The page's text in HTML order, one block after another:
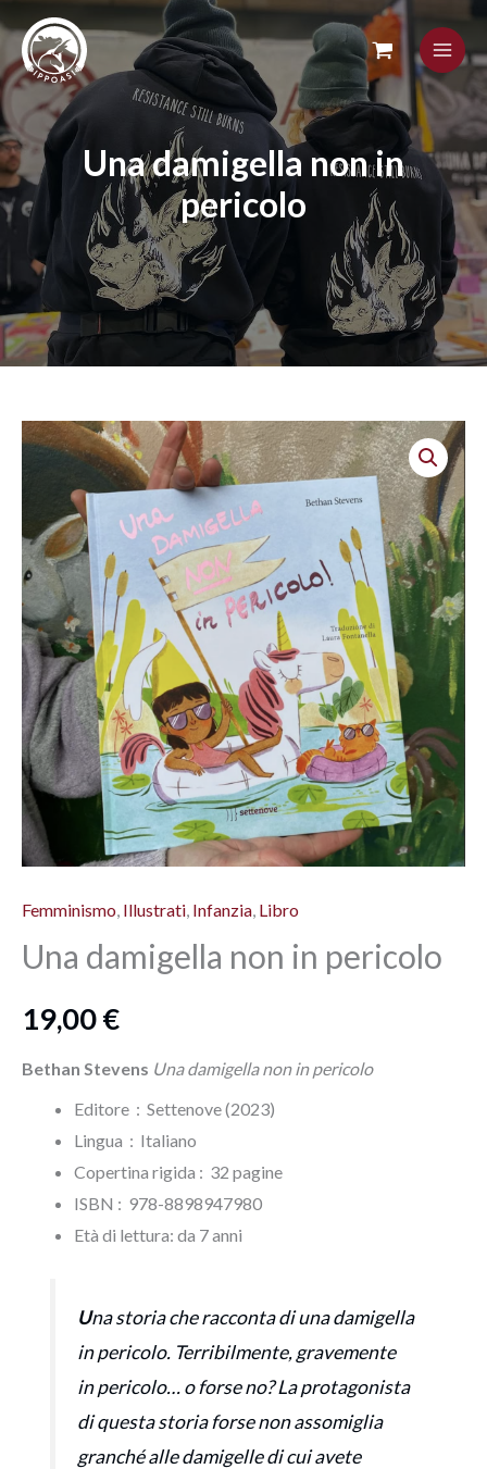
content
Una damigella non in
pericolo
Femminismo, Illustrati, Infanzia, Libro
Una damigella non in pericolo
19,00€
Bethan Stevens Una damigella non in pericolo
Editore ‏ : ‎ Settenove (2023)
Lingua ‏ : ‎ Italiano
Copertina rigida : ‎ 32 pagine
ISBN‏ : ‎ 978-8898947980
Età di lettura: da 7 anni
Una storia che racconta di una damigella
in pericolo. Terribilmente, gravemente
in pericolo… o forse no? La protagonista
di questa storia forse non assomiglia
granché alle damigelle di cui avete